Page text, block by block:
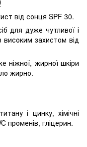
від сонця SPF 30.
для дуже чутливої і
захистом від
ніжної, жирної шкіри
жирно.
і цинку, хімічні
променів, гліцерин.